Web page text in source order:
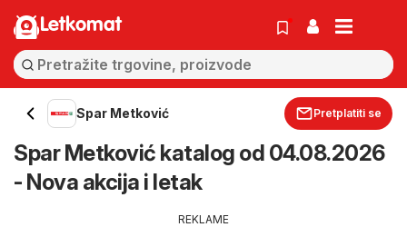
Letkomat
Spar Metković Pretplatiti se
Spar Metković katalog od 04.08.2026
- Nova akcija i letak
REKLAME